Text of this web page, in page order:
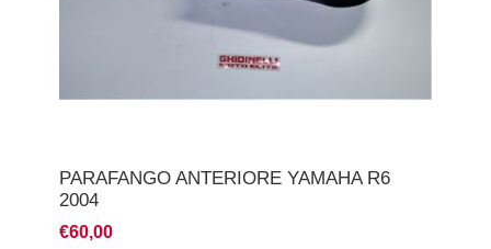
PARAFANGO ANTERIORE YAMAHA R6
2004
€60,00